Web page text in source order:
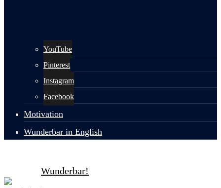
YouTube
Pinterest
Instagram
Facebook
Motivation
Wunderbar in English
Wunderbar!